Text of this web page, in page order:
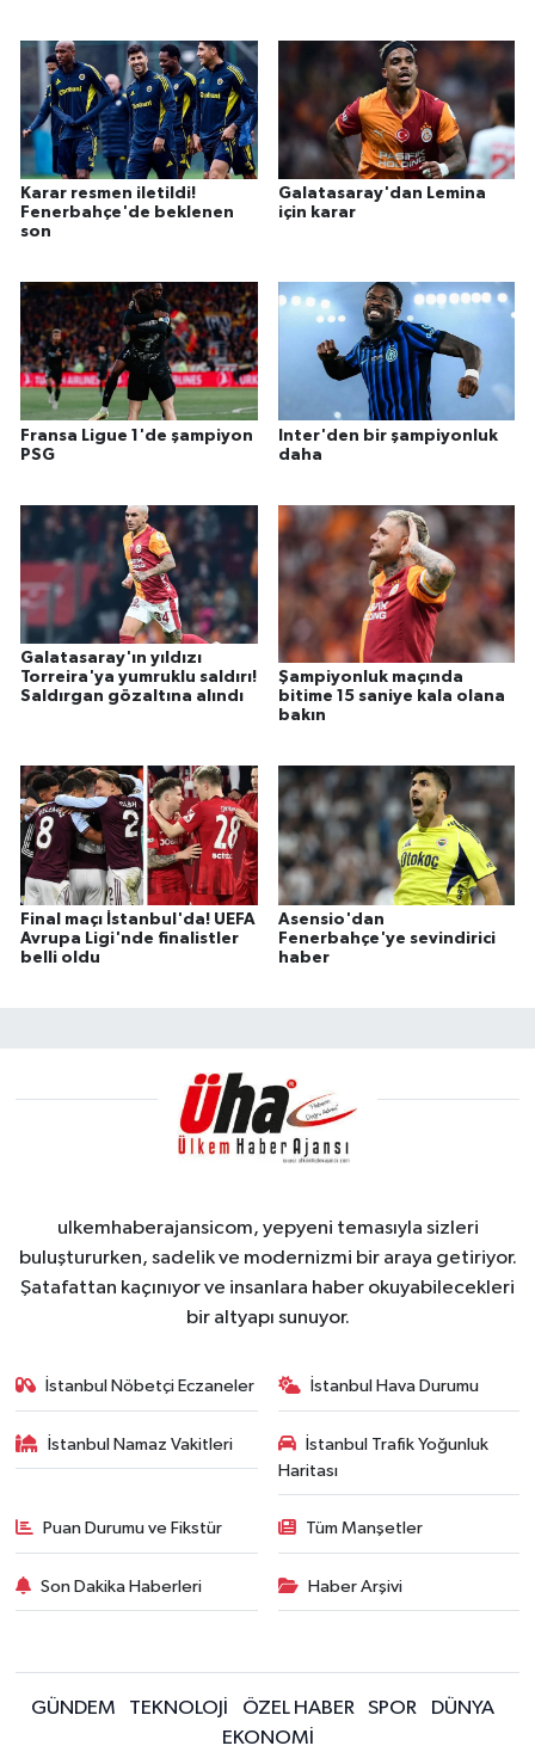
Karar resmen iletildi!
Fenerbahçe'de beklenen
son
Galatasaray'dan Lemina
için karar
Fransa Ligue 1'de şampiyon
PSG
Inter'den bir şampiyonluk
daha
Galatasaray'ın yıldızı
Torreira'ya yumruklu saldırı!
Saldırgan gözaltına alındı
Şampiyonluk maçında
bitime 15 saniye kala olana
bakın
Final maçı İstanbul'da! UEFA
Avrupa Ligi'nde finalistler
belli oldu
Asensio'dan
Fenerbahçe'ye sevindirici
haber
ulkemhaberajansicom, yepyeni temasıyla sizleri
buluştururken, sadelik ve modernizmi bir araya getiriyor.
Şatafattan kaçınıyor ve insanlara haber okuyabilecekleri
bir altyapı sunuyor.
İstanbul Nöbetçi Eczaneler İstanbul Hava Durumu
İstanbul Namaz Vakitleri
İstanbul Trafik Yoğunluk
Haritası
Puan Durumu ve Fikstür Tüm Manşetler
Son Dakika Haberleri Haber Arşivi
GÜNDEM TEKNOLOJİ ÖZEL HABER SPOR
DÜNYA
EKONOMİ